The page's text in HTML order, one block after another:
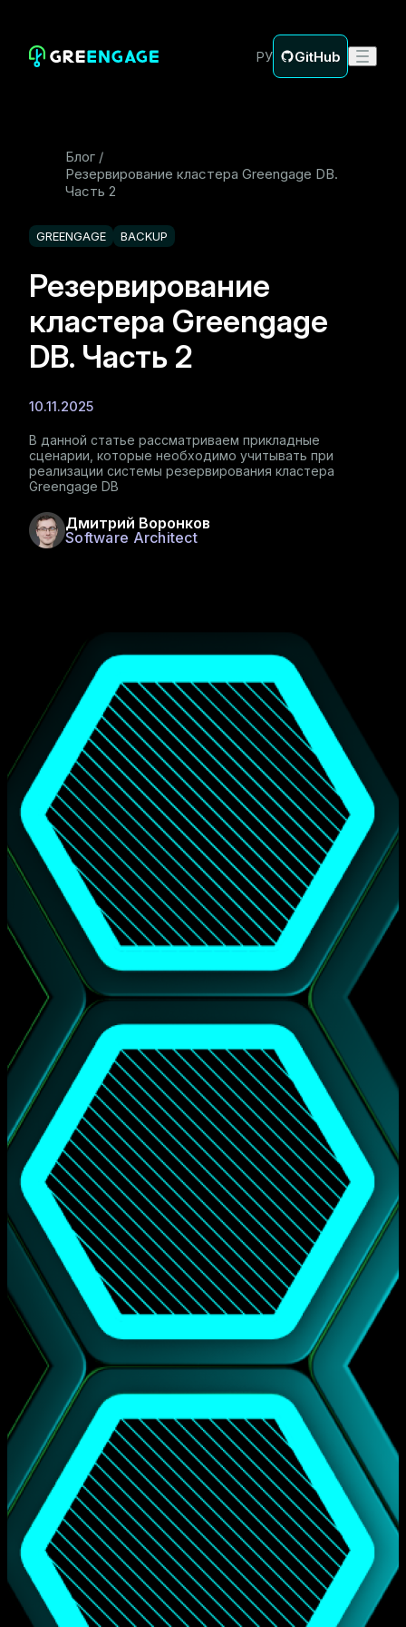
РУ GitHub
Блог
Резервирование кластера Greengage DB.
Часть 2
GREENGAGE BACKUP
Резервирование
кластера Greengage
DB. Часть 2
10.11.2025
В данной статье рассматриваем прикладные
сценарии, которые необходимо учитывать при
реализации системы резервирования кластера
Greengage DB
Дмитрий Воронков
Software Architect